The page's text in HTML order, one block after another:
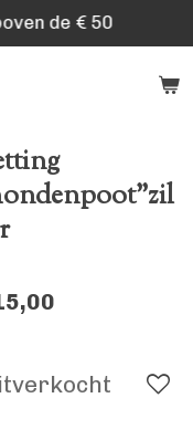
de € 50